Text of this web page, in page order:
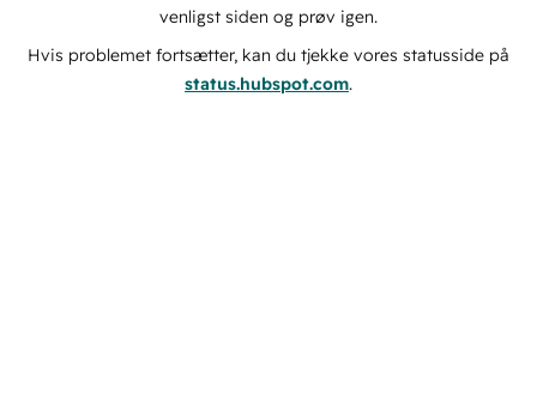
venligst siden og prøv igen.
Hvis problemet fortsætter, kan du tjekke vores statusside på
status.hubspot.com.